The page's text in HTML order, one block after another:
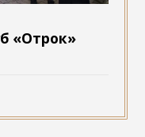
«Отрок»